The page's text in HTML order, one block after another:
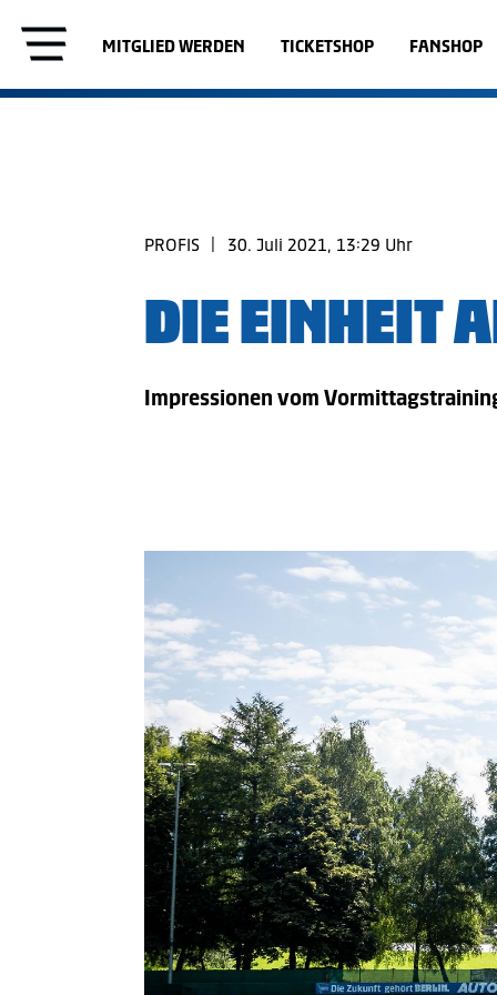
MITGLIED WERDEN TICKETSHOP FANSHOP
PROFIS 30. Juli 2021, 13:29 Uhr
DIE EINHEIT
Impressionen vom